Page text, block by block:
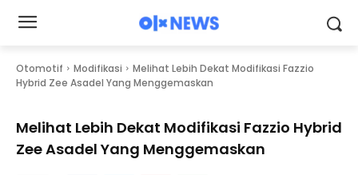
Otomotif Modifikasi
Melihat Lebih Dekat Modifikasi Fazzio
Hybrid Zee Asadel Yang Menggemaskan
Melihat Lebih Dekat Modifikasi Fazzio Hybrid
Zee Asadel Yang Menggemaskan